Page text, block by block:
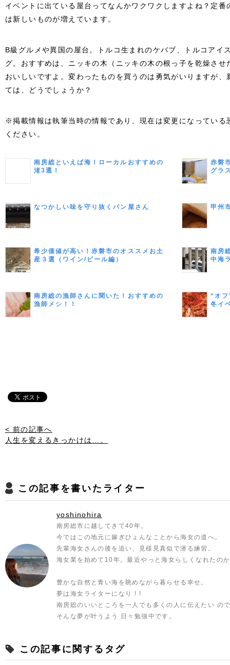
イベントに出ている屋台ってなんかワクワクしますよね？定
は新しいものが増えています。
B級グルメや異国の屋台。トルコ生まれのケバブ、トルコアイ
グ。おすすめは、ニッキの木（ニッキの木の根っ子を乾燥さ
おいしいですよ。変わったものを買うのは勇気がいりますが
ては、どうでしょうか？
※掲載情報は執筆当時の情報であり、現在は変更になっている
ください。
南房総といえば海！ローカルおすすめの
渚3選！
赤磐
グラ
なつかしい味を守り抜くパン屋さん 甲州
希少価値が高い！赤磐市のオススメお土
産３選（ワイン/ビール編）
南房
中海
南房総の漁師さんに聞いた！おすすめの
漁師メシ！！
“オ
冬イ
< 前の記事へ
人生を変えるきっかけは…。
この記事を書いたライター
yoshinohira
南房総市に越してきて40年。
今ではこの地元に嫁ぎひょんなことから海女の道へ。
先輩海女さんの後を追い、見様見真似で潜る練習。
海女業を始めて10年。最近やっと海女らしくなれたの
豊かな自然と青い海を眺めながら暮らせる幸せ。
夢は海女ライターになり ! !
南房総のいいところを一人でも多くの人に伝えたい の
そんな夢が叶うよう 日々勉強中です。
この記事に関するタグ